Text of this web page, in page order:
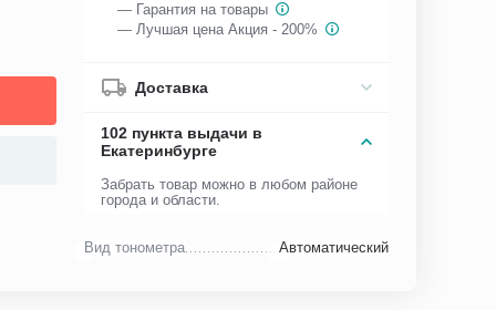
— Гарантия на товары
— Лучшая цена Акция - 200%
Доставка
102 пункта выдачи в
Екатеринбурге
Забрать товар можно в любом районе
города и области.
Вид тонометра Автоматический